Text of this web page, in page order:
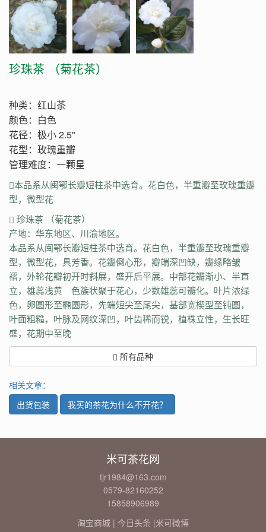
珍珠茶 （菊花茶）
种类：红山茶
颜色：白色
花径：极小 2.5"
花型：玫瑰重瓣
管理难度：一颗星
本品系从闽鄂长瓣短柱茶中选育。花白色，半重瓣至玫瑰重瓣
型，微型花
珍珠茶 （菊花茶）
产地：华东地区、川渝地区。
本品系从闽鄂长瓣短柱茶中选育。花白色，半重瓣至玫瑰重瓣
型，微型花，具芳香。花瓣倒心形，瓣端深凹缺，瓣缘略皱
褶，外轮花瓣初开时斜展，盛开后平展。中部花瓣渐小、半直
立，雄蕊浅黄 色簇状聚于花心，少数雄蕊可瓣化。叶片浓绿
色，卵圆形至椭圆形，先端短尖至尾尖，基部宽楔型至钝圆，
叶面粗糙，叶脉及网纹深凹，叶齿稀而锐，植株立性，生长旺
盛，花期中至晚
所有品种
相关文章：
出货包装
我买的茶花为什么不开花？
米可茶花网
tjr1984@163.com
0579-82160252
15858906989
淘宝商城 | 今日头条 |米可微博